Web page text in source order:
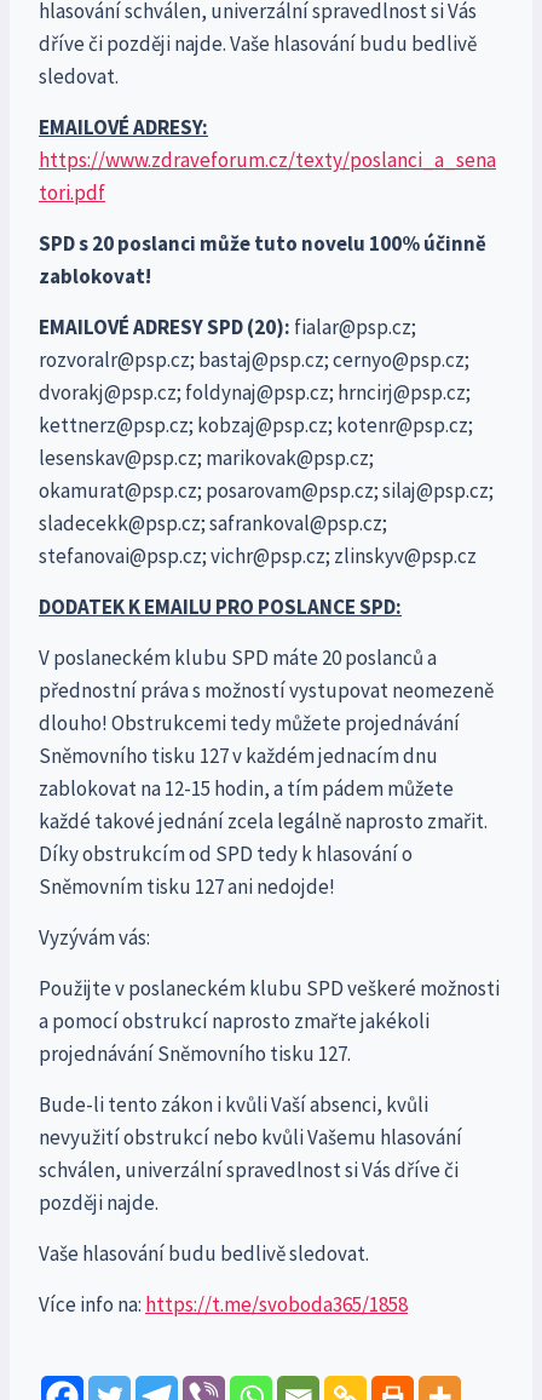
hlasování schválen, univerzální spravedlnost si Vás
dříve či později najde. Vaše hlasování budu bedlivě
sledovat.
EMAILOVÉ ADRESY:
https://www.zdraveforum.cz/texty/poslanci_a_sena
tori.pdf
SPD s 20 poslanci může tuto novelu 100% účinně
zablokovat!
EMAILOVÉ ADRESY SPD (20): fialar@psp.cz;
rozvoralr@psp.cz; bastaj@psp.cz; cernyo@psp.cz;
dvorakj@psp.cz; foldynaj@psp.cz; hrncirj@psp.cz;
kettnerz@psp.cz; kobzaj@psp.cz; kotenr@psp.cz;
lesenskav@psp.cz; marikovak@psp.cz;
okamurat@psp.cz; posarovam@psp.cz; silaj@psp.cz;
sladecekk@psp.cz; safrankoval@psp.cz;
stefanovai@psp.cz; vichr@psp.cz; zlinskyv@psp.cz
DODATEK K EMAILU PRO POSLANCE SPD:
V poslaneckém klubu SPD máte 20 poslanců a
přednostní práva s možností vystupovat neomezeně
dlouho! Obstrukcemi tedy můžete projednávání
Sněmovního tisku 127 v každém jednacím dnu
zablokovat na 12-15 hodin, a tím pádem můžete
každé takové jednání zcela legálně naprosto zmařit.
Díky obstrukcím od SPD tedy k hlasování o
Sněmovním tisku 127 ani nedojde!
Vyzývám vás:
Použijte v poslaneckém klubu SPD veškeré možnosti
a pomocí obstrukcí naprosto zmařte jakékoli
projednávání Sněmovního tisku 127.
Bude-li tento zákon i kvůli Vaší absenci, kvůli
nevyužití obstrukcí nebo kvůli Vašemu hlasování
schválen, univerzální spravedlnost si Vás dříve či
později najde.
Vaše hlasování budu bedlivě sledovat.
Více info na: https://t.me/svoboda365/1858